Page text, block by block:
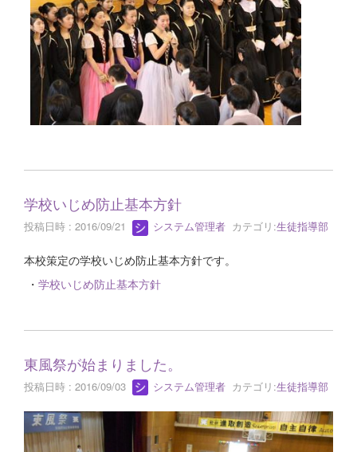
学校いじめ防止基本方針
投稿日時 : 2016/09/21 システム管理者 カテゴリ:生徒指導部
本校策定の学校いじめ防止基本方針です。
・ 学校いじめ防止基本方針
東風祭が始まりました。
投稿日時 : 2016/09/03 システム管理者 カテゴリ:生徒指導部